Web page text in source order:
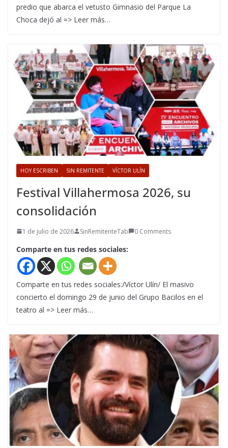
predio que abarca el vetusto Gimnasio del Parque La
Choca dejó al => Leer más…
HOY ESCRIBEN SIN REMITENTE VÍCTOR ULÍN
Festival Villahermosa 2026, su
consolidación
1 de julio de 2026 SinRemitenteTab 0 Comments
Comparte en tus redes sociales:
Comparte en tus redes sociales:/Víctor Ulín/ El masivo
concierto el domingo 29 de junio del Grupo Bacilos en el
teatro al => Leer más…